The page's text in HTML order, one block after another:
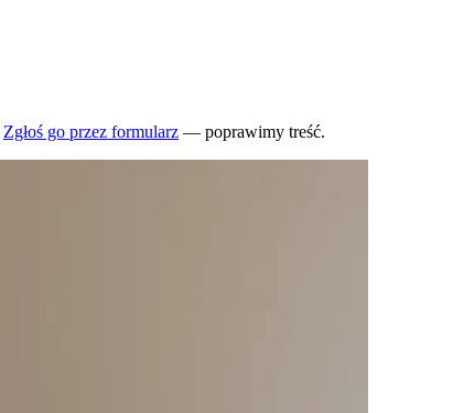
Zgłoś go przez formularz — poprawimy treść.